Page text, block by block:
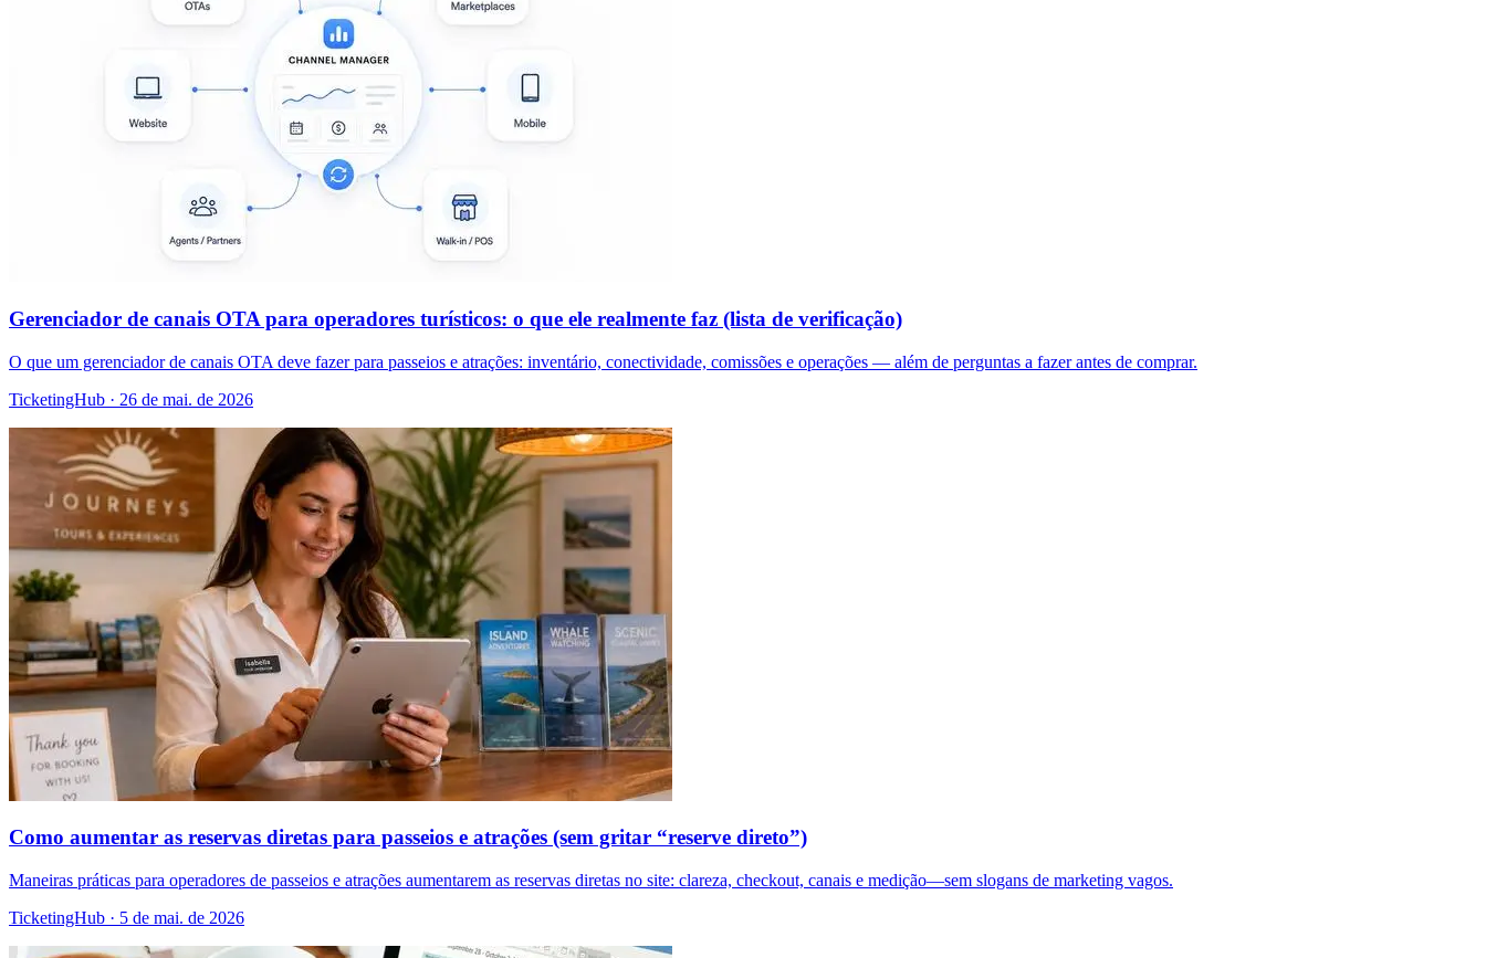
Gerenciador de canais OTA para operadores turísticos: o que ele realmente faz (lista de verificação)
O que um gerenciador de canais OTA deve fazer para passeios e atrações: inventário, conectividade, comissões e operações — além de perguntas a fazer antes de comprar.
TicketingHub · 26 de mai. de 2026
Como aumentar as reservas diretas para passeios e atrações (sem gritar “reserve direto”)
Maneiras práticas para operadores de passeios e atrações aumentarem as reservas diretas no site: clareza, checkout, canais e medição—sem slogans de marketing vagos.
TicketingHub · 5 de mai. de 2026